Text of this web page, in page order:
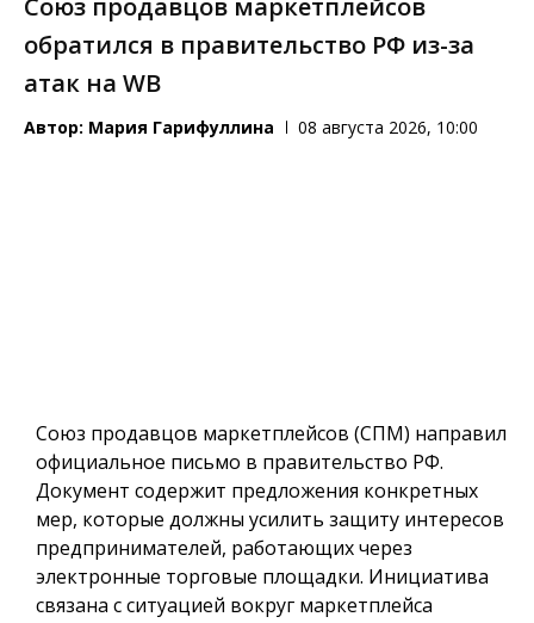
Союз продавцов маркетплейсов
обратился в правительство РФ из-за
атак на WB
Автор: Мария Гарифуллина 08 августа 2026, 10:00
Союз продавцов маркетплейсов (СПМ) направил
официальное письмо в правительство РФ.
Документ содержит предложения конкретных
мер, которые должны усилить защиту интересов
предпринимателей, работающих через
электронные торговые площадки. Инициатива
связана с ситуацией вокруг маркетплейса